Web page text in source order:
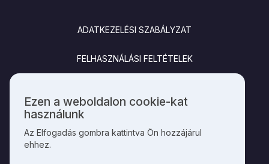
ADATKEZELÉSI SZABÁLYZAT
FELHASZNÁLÁSI FELTÉTELEK
Személyes
adatok
és
cookie-
Ezen a weboldalon cookie-kat
használunk
Az Elfogadás gombra kattintva Ön hozzájárul
ehhez.